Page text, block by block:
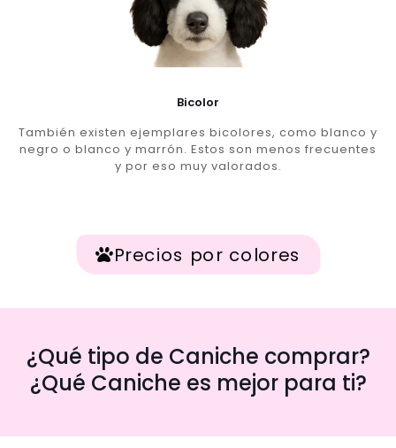
Bicolor
También existen ejemplares bicolores, como blanco y
negro o blanco y marrón. Estos son menos frecuentes
y por eso muy valorados.
Precios por colores
¿Qué tipo de Caniche comprar?
¿Qué Caniche es mejor para ti?